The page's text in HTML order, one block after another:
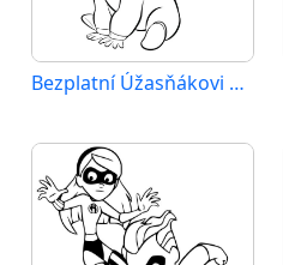
Bezplatní Úžasňákovi pro děti